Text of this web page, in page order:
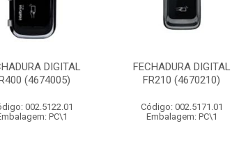
DIGITAL
(4674005)
002.5122.01
PC\1
FECHADURA DIGITAL
FR210 (4670210)
Código: 002.5171.01
Embalagem: PC\1